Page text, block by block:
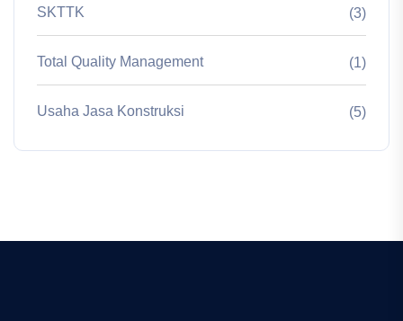
SKTTK (3)
Total Quality Management (1)
Usaha Jasa Konstruksi (5)